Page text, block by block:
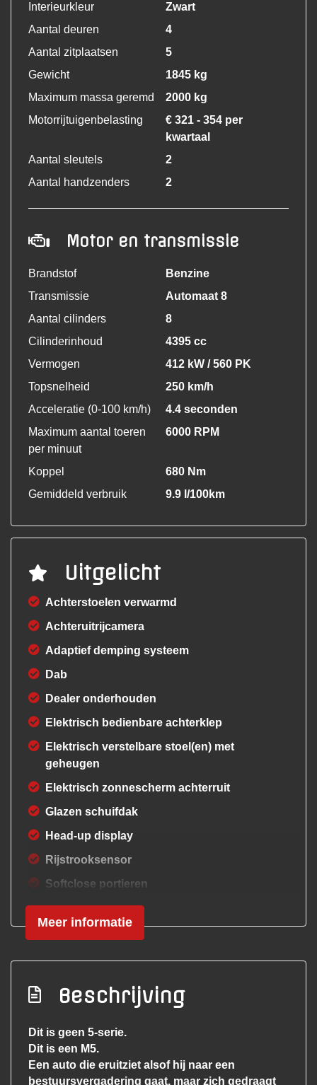
Interieurkleur
Zwart
Aantal deuren
4
Aantal zitplaatsen
5
Gewicht
1845 kg
Maximum massa geremd
2000 kg
Motorrijtuigenbelasting
€ 321 - 354 per
kwartaal
Aantal sleutels
2
Aantal handzenders
2
Motor en transmissie
Brandstof
Benzine
Transmissie
Automaat 8
Aantal cilinders
8
Cilinderinhoud
4395 cc
Vermogen
412 kW / 560 PK
Topsnelheid
250 km/h
Acceleratie (0-100 km/h)
4.4 seconden
Maximum aantal toeren
per minuut
6000 RPM
Koppel
680 Nm
Gemiddeld verbruik
9.9 l/100km
Uitgelicht
Achterstoelen verwarmd
Achteruitrijcamera
Adaptief demping systeem
Dab
Dealer onderhouden
Elektrisch bedienbare achterklep
Elektrisch verstelbare stoel(en) met
geheugen
Elektrisch zonnescherm achterruit
Glazen schuifdak
Head-up display
Rijstrooksensor
Softclose portieren
Stoel ventilatie voor
Zwarte hemelbekleding
Adaptief demping systeem
Bi-xenon koplampen
Meer informatie
Beschrijving
Dit is geen 5-serie.
Dit is een M5.
Een auto die eruitziet alsof hij naar een
bestuursvergadering gaat, maar zich gedraagt